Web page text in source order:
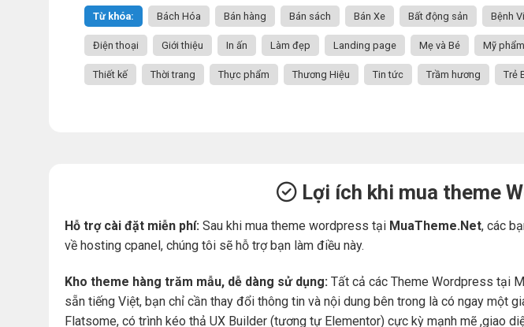
Từ khóa: Bách Hóa Bán hàng Bán sách Bán Xe Bất động sản Bệnh
Điện thoại Giới thiệu In ấn Làm đẹp Landing page Mẹ và Bé Mỹ phẩm
Thiết kế Thời trang Thực phẩm Thương Hiệu Tin tức Trầm hương Trẻ
Lợi ích khi mua theme
Hỗ trợ cài đặt miễn phí: Sau khi mua theme wordpress tại MuaTheme.Net, các
về hosting cpanel, chúng tôi sẽ hỗ trợ bạn làm điều này.
Kho theme hàng trăm mẫu, dễ dàng sử dụng: Tất cả các Theme Wordpress tại
sẵn tiếng Việt, bạn chỉ cần thay đổi thông tin và nội dung bên trong là có ngay một
Flatsome, có trình kéo thả UX Builder (tương tự Elementor) cực kỳ mạnh mẽ ,giao